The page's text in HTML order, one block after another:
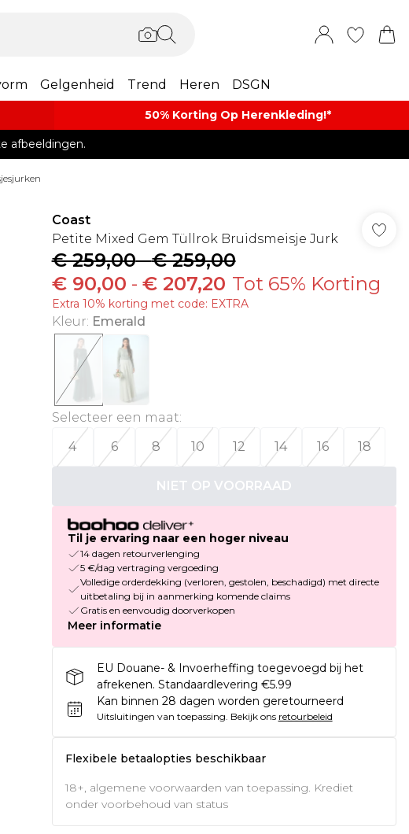
Gelgenheid Trend Heren DSGN
50% Korting Op Herenkleding​!*​
afbeeldingen.
Coast
Petite Mixed Gem Tüllrok Bruidsmeisje Jurk
€ 259,00-€ 259,00
€ 90,00 - € 207,20 Tot 65% Korting
Extra 10% korting met code: EXTRA
Kleur: Emerald
Selecteer een maat:
4
6 8 10 12 14 16 18
NIET OP VOORRAAD
Til je ervaring naar een hoger niveau
14 dagen retourverlenging
5 €/dag vertraging vergoeding
Volledige orderdekking (verloren, gestolen, beschadigd) met directe
uitbetaling bij in aanmerking komende claims
Gratis en eenvoudig doorverkopen
Meer informatie
EU Douane- & Invoerheffing toegevoegd bij het
afrekenen. Standaardlevering €5.99
Kan binnen 28 dagen worden geretourneerd
Uitsluitingen van toepassing. Bekijk ons retourbeleid
Flexibele betaalopties beschikbaar
18+, algemene voorwaarden van toepassing. Krediet
onder voorbehoud van status